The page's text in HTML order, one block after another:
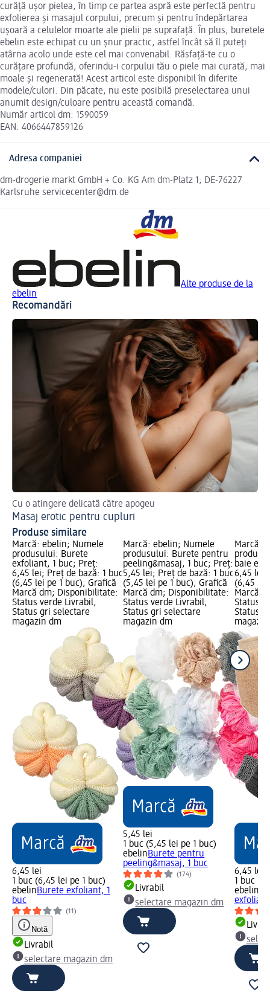
curăță ușor pielea, în timp ce partea aspră este perfectă pentru
exfolierea și masajul corpului, precum și pentru îndepărtarea
ușoară a celulelor moarte ale pielii pe suprafață. În plus, buretele
ebelin este echipat cu un șnur practic, astfel încât să îl puteți
atârna acolo unde este cel mai convenabil. Răsfață-te cu o
curățare profundă, oferindu-i corpului tău o piele mai curată, mai
moale și regenerată! Acest articol este disponibil în diferite
modele/culori. Din păcate, nu este posibilă preselectarea unui
anumit design/culoare pentru această comandă.
Număr articol dm: 1590059
EAN: 4066447859126
Adresa companiei
dm-drogerie markt GmbH + Co. KG Am dm-Platz 1; DE-76227
Karlsruhe servicecenter@dm.de
Alte produse de la
ebelin
Recomandări
Cu o atingere delicată către apogeu
Masaj erotic pentru cupluri
Produse similare
Marcă: ebelin; Numele
produsului: Burete
exfoliant, 1 buc; Preț:
6,45 lei; Preț de bază: 1 buc
(6,45 lei pe 1 buc); Grafică
Marcă dm; Disponibilitate:
Status verde Livrabil,
Status gri selectare
magazin dm
6,45 lei
1 buc (6,45 lei pe 1 buc)
ebelinBurete exfoliant, 1
buc
(11)
Notă
Livrabil
selectare magazin dm
Marcă: ebelin; Numele
produsului: Burete pentru
peeling&masaj, 1 buc; Preț:
5,45 lei; Preț de bază: 1 buc
(5,45 lei pe 1 buc); Grafică
Marcă dm; Disponibilitate:
Status verde Livrabil,
Status gri selectare
magazin dm
5,45 lei
1 buc (5,45 lei pe 1 buc)
ebelinBurete pentru
peeling&masaj, 1 buc
(174)
Livrabil
selectare magazin dm
Marcă:
baie
6,45 lei;
(6,45 lei
Marcă
Status
Status
6,45 lei
1 buc
ebelin